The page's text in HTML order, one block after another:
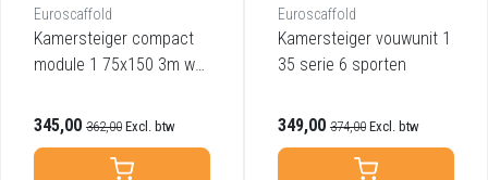
Euroscaffold
Kamersteiger compact
module 1 75x150 3m wer
345,00 362,00 Excl. btw
Euroscaffold
Kamersteiger vouwunit 1
35 serie 6 sporten
349,00 374,00 Excl. btw